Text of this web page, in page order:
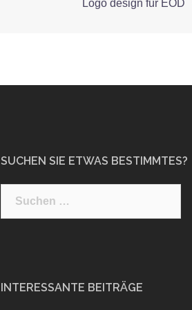
Logo design für EOD
SUCHEN SIE ETWAS BESTIMMTES?
INTERESSANTE BEITRÄGE